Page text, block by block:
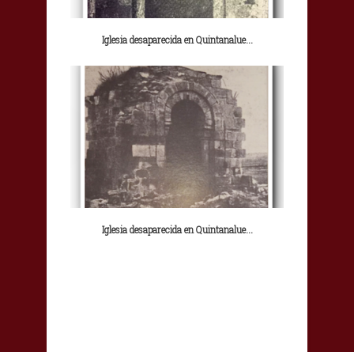
Iglesia desaparecida en Quintanalue...
Iglesia desaparecida en Quintanalue...